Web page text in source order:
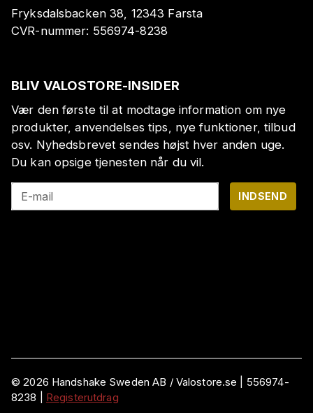
Fryksdalsbacken 38, 12343 Farsta
CVR-nummer: 556974-8238
BLIV VALOSTORE-INSIDER
Vær den første til at modtage information om nye
produkter, anvendelses tips, nye funktioner, tilbud
osv. Nyhedsbrevet sendes højst hver anden uge.
Du kan opsige tjenesten når du vil.
E-mail INDSEND
©2026 Handshake Sweden AB / Valostore.se | 556974-
8238
Registerutdrag